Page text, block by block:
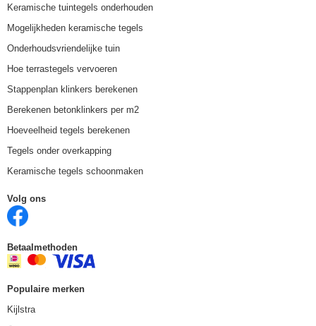
Keramische tuintegels onderhouden
Mogelijkheden keramische tegels
Onderhoudsvriendelijke tuin
Hoe terrastegels vervoeren
Stappenplan klinkers berekenen
Berekenen betonklinkers per m2
Hoeveelheid tegels berekenen
Tegels onder overkapping
Keramische tegels schoonmaken
Volg ons
Betaalmethoden
Populaire merken
Kijlstra